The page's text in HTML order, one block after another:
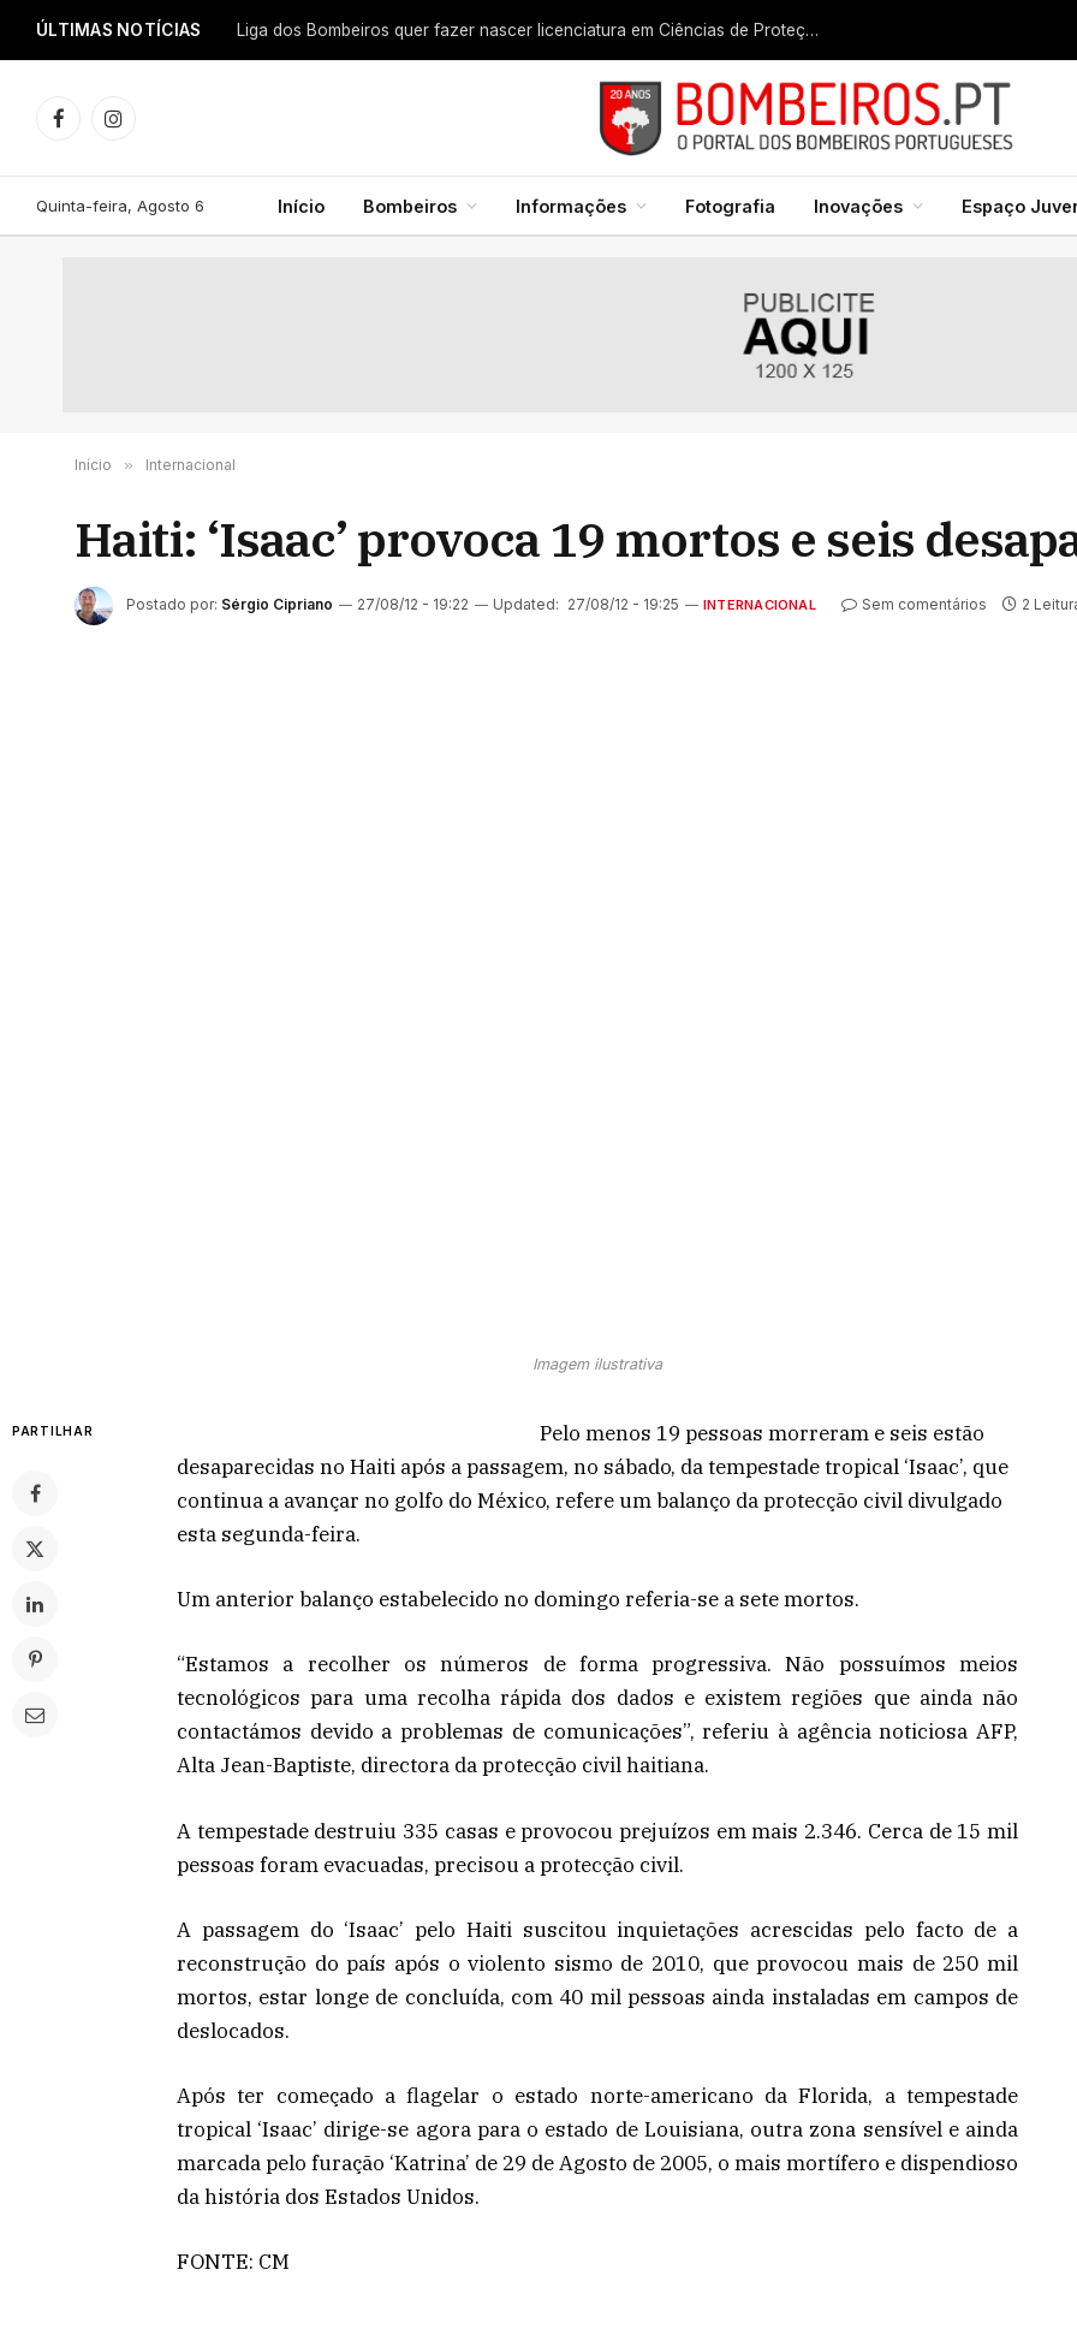
ÚLTIMAS NOTÍCIAS Liga dos Bombeiros quer fazer nascer licenciatura em Ciências de Proteção Civil e Bombeiros
FacebookInstagram
Quinta-feira, Agosto 6 Início Bombeiros Informações Fotografia Inovações Espaço
Início » Internacional
Haiti: ‘Isaac’ provoca 19 mortos e seis
Postado por: Sérgio Cipriano 27/08/12 - 19:22 Updated: 27/08/12 - 19:25 INTERNACIONAL Sem comentários 2
Imagem ilustrativa
PARTILHAR
Pelo menos 19 pessoas morreram e seis estão
desaparecidas no Haiti após a passagem, no sábado, da tempestade tropical ‘Isaac’, que
continua a avançar no golfo do México, refere um balanço da protecção civil divulgado
esta segunda-feira.
Um anterior balanço estabelecido no domingo referia-se a sete mortos.
“Estamos a recolher os números de forma progressiva. Não possuímos meios
tecnológicos para uma recolha rápida dos dados e existem regiões que ainda não
contactámos devido a problemas de comunicações”, referiu à agência noticiosa AFP,
Alta Jean-Baptiste, directora da protecção civil haitiana.
A tempestade destruiu 335 casas e provocou prejuízos em mais 2.346. Cerca de 15 mil
pessoas foram evacuadas, precisou a protecção civil.
A passagem do ‘Isaac’ pelo Haiti suscitou inquietações acrescidas pelo facto de a
reconstrução do país após o violento sismo de 2010, que provocou mais de 250 mil
mortos, estar longe de concluída, com 40 mil pessoas ainda instaladas em campos de
deslocados.
Após ter começado a flagelar o estado norte-americano da Florida, a tempestade
tropical ‘Isaac’ dirige-se agora para o estado de Louisiana, outra zona sensível e ainda
marcada pelo furação ‘Katrina’ de 29 de Agosto de 2005, o mais mortífero e dispendioso
da história dos Estados Unidos.
FONTE: CM